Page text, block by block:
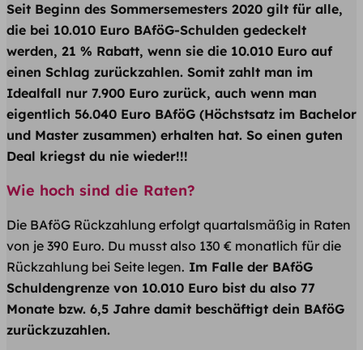
Seit Beginn des Sommersemesters 2020 gilt für alle,
die bei 10.010 Euro BAföG-Schulden gedeckelt
werden, 21 % Rabatt, wenn sie die 10.010 Euro auf
einen Schlag zurückzahlen. Somit zahlt man im
Idealfall nur 7.900 Euro zurück, auch wenn man
eigentlich 56.040 Euro BAföG (Höchstsatz im Bachelor
und Master zusammen) erhalten hat. So einen guten
Deal kriegst du nie wieder!!!
Wie hoch sind die Raten?
Die BAföG Rückzahlung erfolgt quartalsmäßig in Raten
von je 390 Euro. Du musst also 130 € monatlich für die
Rückzahlung bei Seite legen. Im Falle der BAföG
Schuldengrenze von 10.010 Euro bist du also 77
Monate bzw. 6,5 Jahre damit beschäftigt dein BAföG
zurückzuzahlen.